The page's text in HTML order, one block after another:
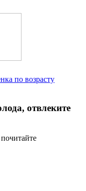
по возрасту
отвлеките